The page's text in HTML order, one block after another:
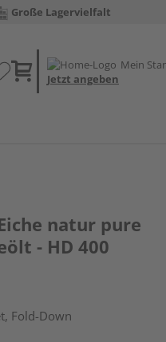
Große Lagervielfalt
Mein
Jetzt angeben
natur pure
- HD 400
Fold-Down